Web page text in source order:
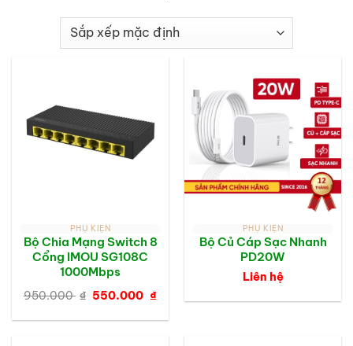
PHỤ KIỆN
Bộ Chia Mạng Switch 8
Cổng IMOU SG108C
1000Mbps
950.000 ₫ Giá
gốc
950.000 ₫.
550.000 ₫Giá
hiện
là:
PHỤ KIỆN
Bộ Củ Cáp Sạc Nhanh
PD20W
Liên hệ